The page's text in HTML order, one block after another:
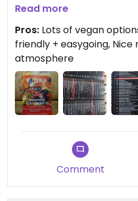
like it does in Italy. There
options on the menu but
own pizza. The owners
open-minded and easy-
find a bunch of regulars
the owners and inviting
their table.
Opening hours may
😜 If you want to make
check Lieferando (they
Read more
Pros: Lots of vegan
friendly + easygoing,
atmosphere
Comment